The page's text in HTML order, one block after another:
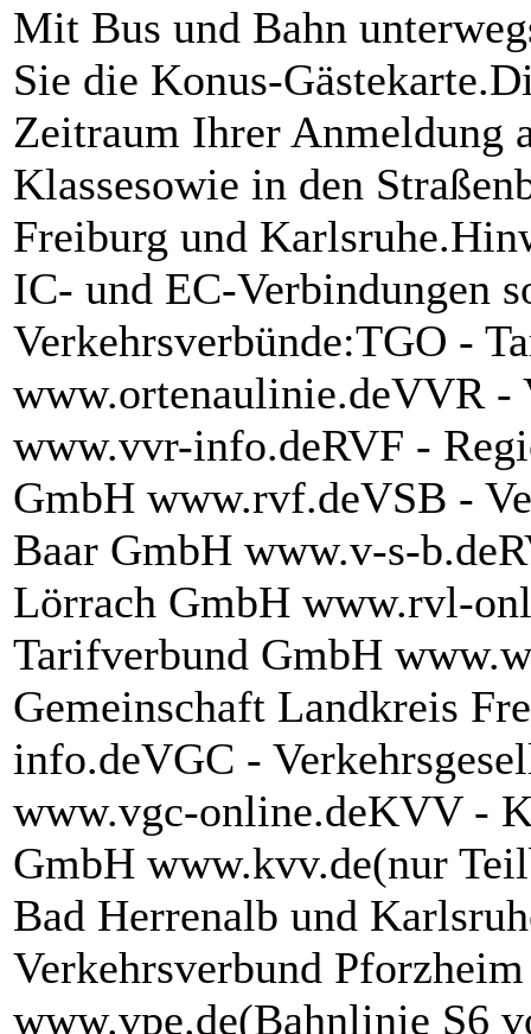
Mit Bus und Bahn
Sie die Konus-
Zeitraum Ihrer Anmeldung
Klassesowie in den
Freiburg und
IC- und EC-Verbindungen
Verkehrsverbünde:TGO -
www.ortenaulinie.deVVR -
www.vvr-info.deRVF -
GmbH www.rvf.deVSB -
Baar GmbH www.v-s-
Lörrach GmbH www.rvl-
Tarifverbund GmbH
Gemeinschaft Landkreis
info.deVGC -
www.vgc-online.deKVV -
GmbH www.kvv.de(nur
Bad Herrenalb und
Verkehrsverbund
www.vpe.de(Bahnlinie S6